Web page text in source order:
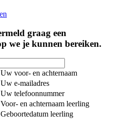
graag een
we je kunnen bereiken.
Uw voor- en achternaam
Uw e-mailadres
Uw telefoonnummer
Voor- en achternaam leerling
Geboortedatum leerling